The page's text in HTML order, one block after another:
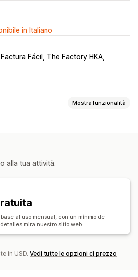
in Italiano
Factura Fácil
The Factory HKA
Mostra funzionalità
alla tua attività.
al uso mensual, con un mínimo de
mira nuestro sitio web.
in USD. Vedi tutte le opzioni di prezzo